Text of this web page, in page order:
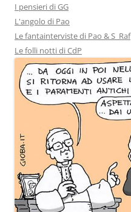
I pensieri di GG
L'angolo di Pao
Le fantainterviste di Pao & S_Raf
Le folli notti di CdP